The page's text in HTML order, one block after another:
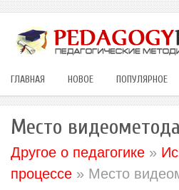
ГЛАВНАЯ НОВОЕ ПОПУЛЯРНОЕ
Место
Другое о педагогике »
процессе » Место